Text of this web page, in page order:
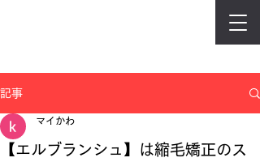
記事
【エルブランシュ】は縮毛矯正のス
マイかわ